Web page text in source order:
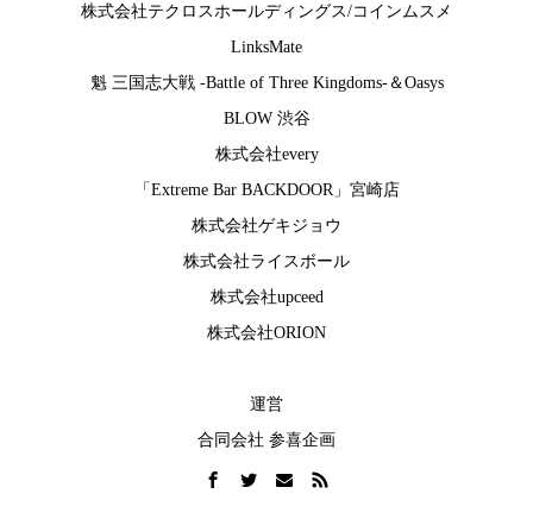
株式会社テクロスホールディングス/コインムスメ
LinksMate
魁 三国志大戦 -Battle of Three Kingdoms-＆Oasys
BLOW 渋谷
株式会社every
「Extreme Bar BACKDOOR」宮崎店
株式会社ゲキジョウ
株式会社ライスボール
株式会社upceed
株式会社ORION
運営
合同会社 参喜企画